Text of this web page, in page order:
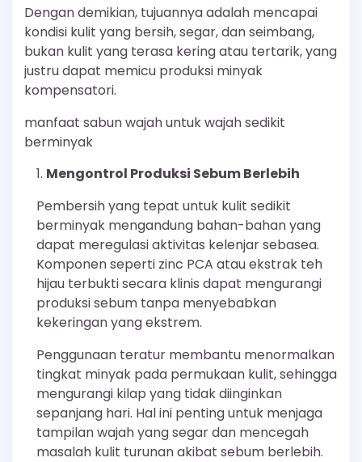
Dengan demikian, tujuannya adalah mencapai
kondisi kulit yang bersih, segar, dan seimbang,
bukan kulit yang terasa kering atau tertarik, yang
justru dapat memicu produksi minyak
kompensatori.
manfaat sabun wajah untuk wajah sedikit
berminyak
Mengontrol Produksi Sebum Berlebih
Pembersih yang tepat untuk kulit sedikit
berminyak mengandung bahan-bahan yang
dapat meregulasi aktivitas kelenjar sebasea.
Komponen seperti zinc PCA atau ekstrak teh
hijau terbukti secara klinis dapat mengurangi
produksi sebum tanpa menyebabkan
kekeringan yang ekstrem.
Penggunaan teratur membantu menormalkan
tingkat minyak pada permukaan kulit, sehingga
mengurangi kilap yang tidak diinginkan
sepanjang hari. Hal ini penting untuk menjaga
tampilan wajah yang segar dan mencegah
masalah kulit turunan akibat sebum berlebih.